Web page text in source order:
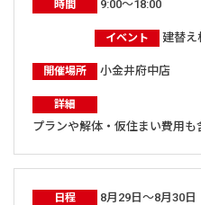
時間 9:00～18:00
イベント 建替え
開催場所 小金井府中店
詳細
プランや解体・仮住まい費用も
日程 8月29日～8月30日